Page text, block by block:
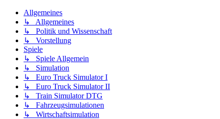
Allgemeines
↳ Allgemeines
↳ Politik und Wissenschaft
↳ Vorstellung
Spiele
↳ Spiele Allgemein
↳ Simulation
↳ Euro Truck Simulator I
↳ Euro Truck Simulator II
↳ Train Simulator DTG
↳ Fahrzeugsimulationen
↳ Wirtschaftsimulation